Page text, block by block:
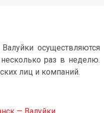
осуществляются
раз в неделю.
лиц и компаний.